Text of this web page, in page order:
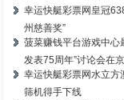
幸运快艇彩票网皇冠
州慈善奖”
菠菜赚钱平台游戏中心
发表75周年”讨论会在
幸运快艇彩票网水立
筛机得手下线